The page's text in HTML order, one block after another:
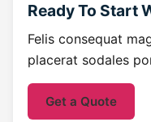
Ready To Start
Felis consequat
placerat sodales
Get a Quote